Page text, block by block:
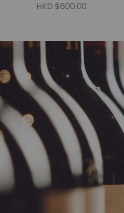
HKD $600.00